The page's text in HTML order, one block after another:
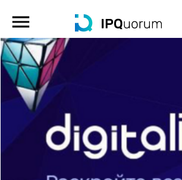
Все материалы
Аналитика
Аналитика
Legal review
События
IPQ.365